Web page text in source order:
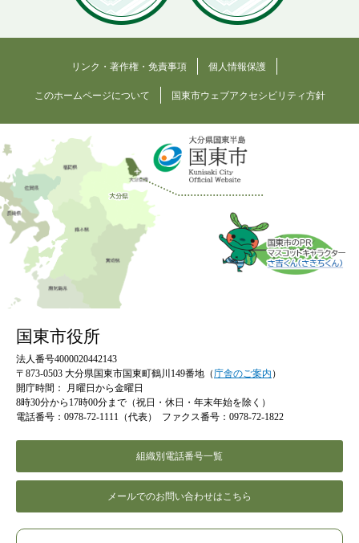
リンク・著作権・免責事項 個人情報保護
このホームページについて 国東市ウェブアクセシビリティ方針
国東市役所
法人番号4000020442143
〒873-0503 大分県国東市国東町鶴川149番地（ 庁舎のご案内 ）
開庁時間：
月曜日から金曜日
8時30分から17時00分まで（祝日・休日・年末年始を除く）
電話番号：0978-72-1111（代表）
ファクス番号：0978-72-1822
組織別電話番号一覧
メールでのお問い合わせはこちら